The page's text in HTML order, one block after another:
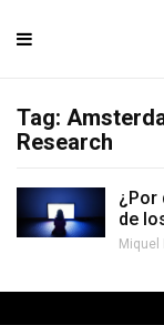
Tag:
Research
¿Por
de
Miquel